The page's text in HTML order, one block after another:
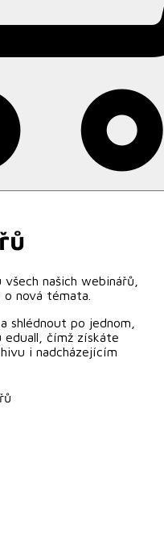
našich webinářů,
nová témata.
shlédnout po jednom,
eduall , čímž získáte
i nadcházejícím